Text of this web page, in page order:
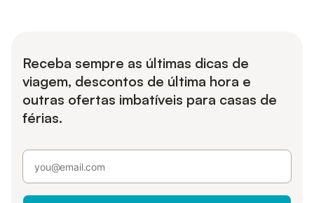
Receba sempre as últimas dicas de
viagem, descontos de última hora e
outras ofertas imbatíveis para casas de
férias.